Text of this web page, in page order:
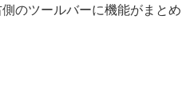
のツールバーに機能がまとめ